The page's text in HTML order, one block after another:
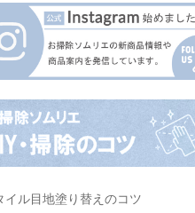
イル目地塗り替えのコツ